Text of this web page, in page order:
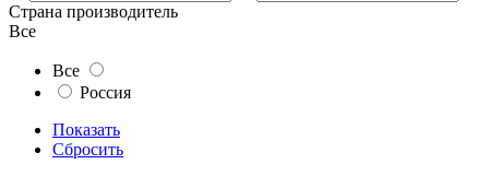
Страна производитель
Все
Все
Россия
Показать
Сбросить